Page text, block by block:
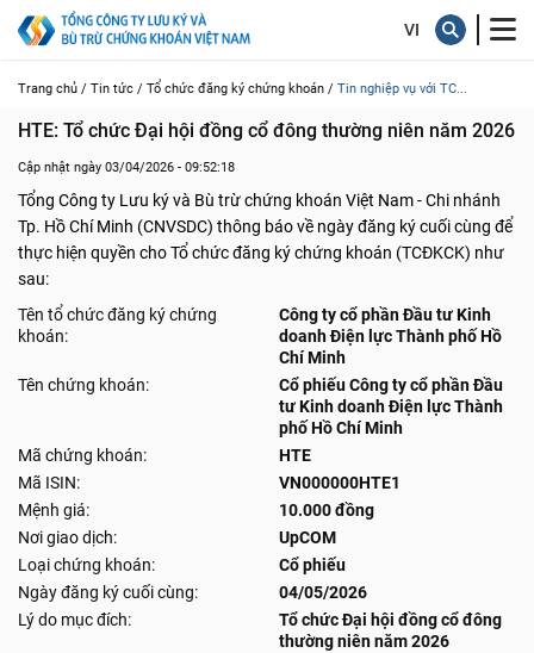
Trang chủ / Tin tức / Tổ chức đăng ký chứng khoán / Tin nghiệp vụ với TC...
HTE: Tổ chức Đại hội đồng cổ đông thường niên năm 2026
Cập nhật ngày 03/04/2026 - 09:52:18
Tổng Công ty Lưu ký và Bù trừ chứng khoán Việt Nam - Chi nhánh
Tp. Hồ Chí Minh (CNVSDC) thông báo về ngày đăng ký cuối cùng để
thực hiện quyền cho Tổ chức đăng ký chứng khoán (TCĐKCK) như
sau:
Tên tổ chức đăng ký chứng
khoán:
Công ty cổ phần Đầu tư Kinh
doanh Điện lực Thành phố Hồ
Chí Minh
Tên chứng khoán:
Cổ phiếu Công ty cổ phần Đầu
tư Kinh doanh Điện lực Thành
phố Hồ Chí Minh
Mã chứng khoán:
HTE
Mã ISIN:
VN000000HTE1
Mệnh giá:
10.000 đồng
Nơi giao dịch:
UpCOM
Loại chứng khoán:
Cổ phiếu
Ngày đăng ký cuối cùng:
04/05/2026
Lý do mục đích:
Tổ chức Đại hội đồng cổ đông
thường niên năm 2026